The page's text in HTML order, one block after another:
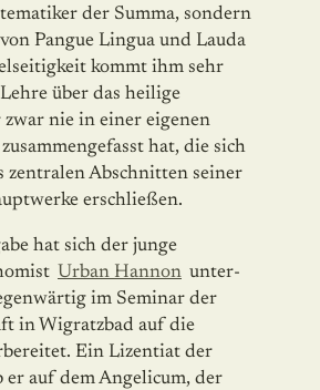
der Summa, sondern
Pangue Lingua und Lauda
kommt ihm sehr
über das heilige
nie in einer eigenen
hat, die sich
zentralen Abschnitten seiner
erschließen.
hat sich der junge
Urban Hannon unter­
im Seminar der
in Wigratzbad auf die
Ein Lizentiat der
er auf dem Angelicum, der